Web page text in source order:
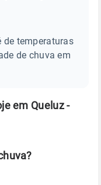
de temperaturas
de chuva em
em Queluz -